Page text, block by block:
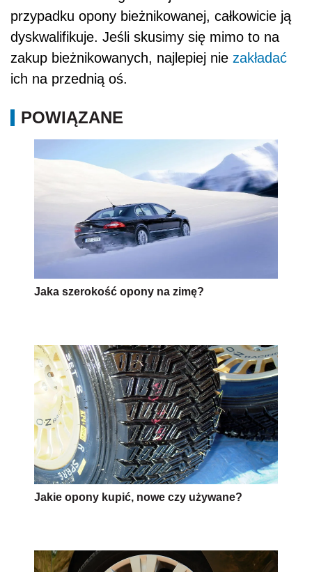
przypadku opony bieżnikowanej, całkowicie ją
dyskwalifikuje. Jeśli skusimy się mimo to na
zakup bieżnikowanych, najlepiej nie zakładać
ich na przednią oś.
POWIĄZANE
Jaka szerokość opony na zimę?
Jakie opony kupić, nowe czy używane?